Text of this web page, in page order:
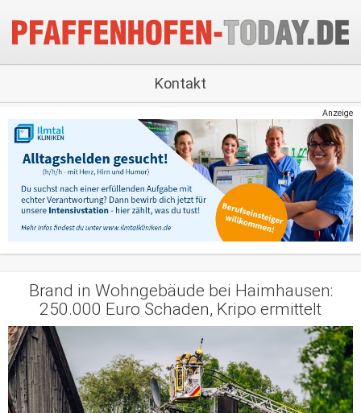
Kontakt
Anzeige
Brand in Wohngebäude bei Haimhausen:
250.000 Euro Schaden, Kripo ermittelt